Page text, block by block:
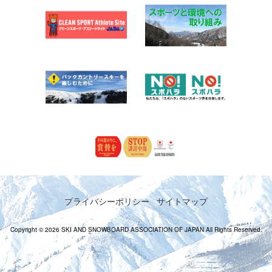
プライバシーポリシー サイトマップ
Copyright © 2026 SKI AND SNOWBOARD ASSOCIATION OF JAPAN All Rights Reserved.